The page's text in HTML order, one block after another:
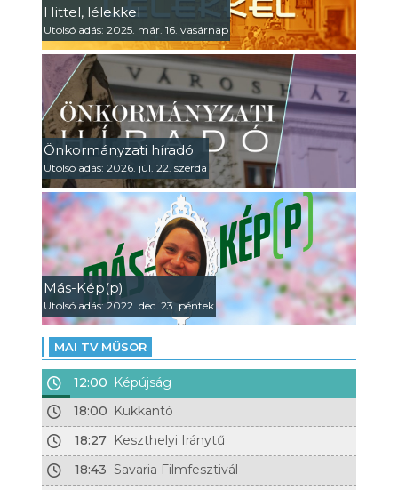
Hittel, lélekkel
Utolsó adás: 2025. már. 16. vasárnap
Önkormányzati híradó
Utolsó adás: 2026. júl. 22. szerda
Más-Kép(p)
Utolsó adás: 2022. dec. 23. péntek
MAI TV MŰSOR
12:00 Képújság
18:00 Kukkantó
18:27 Keszthelyi Iránytű
18:43 Savaria Filmfesztivál